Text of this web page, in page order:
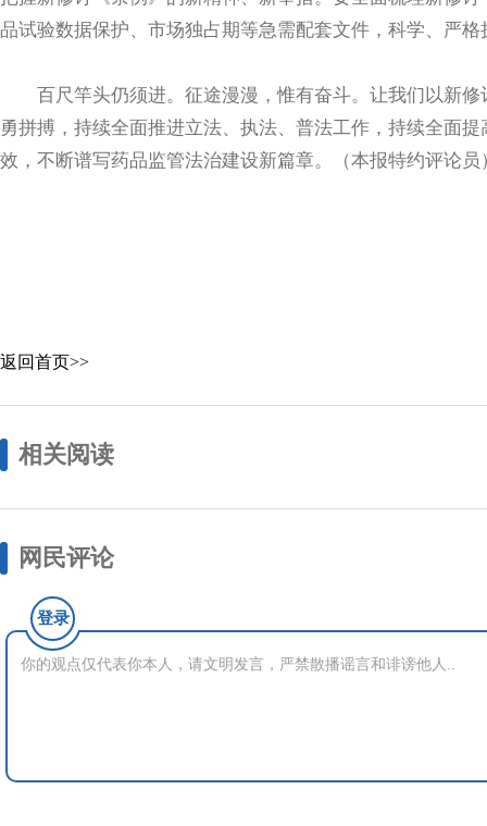
品试验数据保护、市场独占期等急需配套文件，科学、严格
百尺竿头仍须进。征途漫漫，惟有奋斗。让我们以新修
勇拼搏，持续全面推进立法、执法、普法工作，持续全面
效，不断谱写药品监管法治建设新篇章。（本报特约评论员
返回首页>>
相关阅读
网民评论
登录